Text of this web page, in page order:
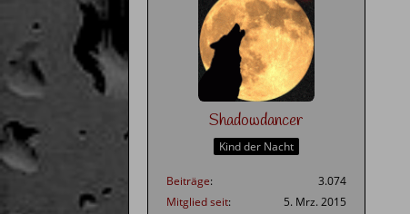
Shadowdancer
Kind der Nacht
Beiträge
3.074
Mitglied seit
5. Mrz. 2015